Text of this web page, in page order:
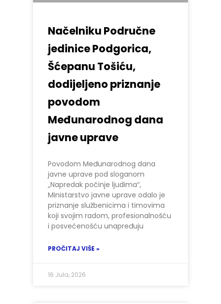
Načelniku Područne
jedinice Podgorica,
Šćepanu Tošiću,
dodijeljeno priznanje
povodom
Međunarodnog dana
javne uprave
Povodom Međunarodnog dana
javne uprave pod sloganom
„Napredak počinje ljudima“,
Ministarstvo javne uprave odalo je
priznanje službenicima i timovima
koji svojim radom, profesionalnošću
i posvećenošću unapređuju
PROČITAJ VIŠE »
16 Jula, 2026